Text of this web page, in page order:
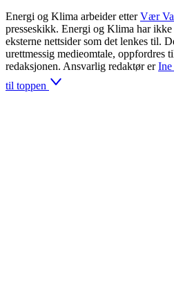
Energi og Klima arbeider etter Vær
presseskikk. Energi og Klima har
eksterne nettsider som det lenkes til.
urettmessig medieomtale, oppfordres
redaksjonen. Ansvarlig redaktør er Ine
til toppen